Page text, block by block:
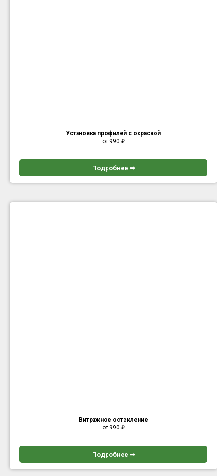
Установка профилей с окраской
от 990 ₽
Подробнее ➟
Витражное остекление
от 990 ₽
Подробнее ➟